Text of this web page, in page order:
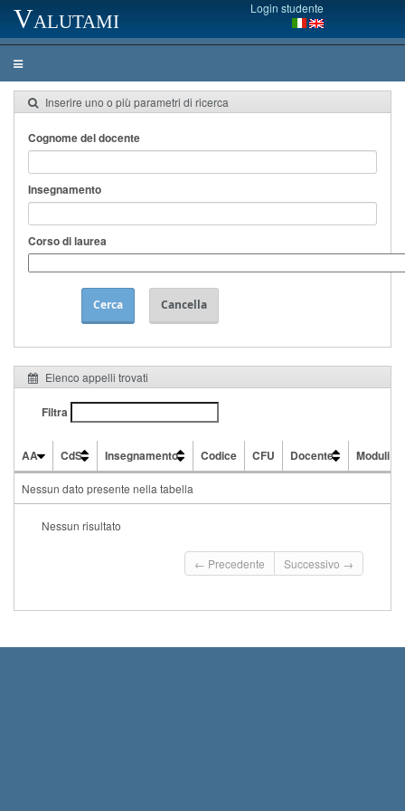
Valutami Login studente
Inserire uno o più parametri di ricerca
Cognome del docente
Insegnamento
Corso di laurea
Cerca Cancella
Elenco appelli trovati
Filtra
AA CdS Insegnamento Codice CFU Docente
Moduli
Nessun dato presente nella tabella
Nessun risultato
← Precedente Successivo →